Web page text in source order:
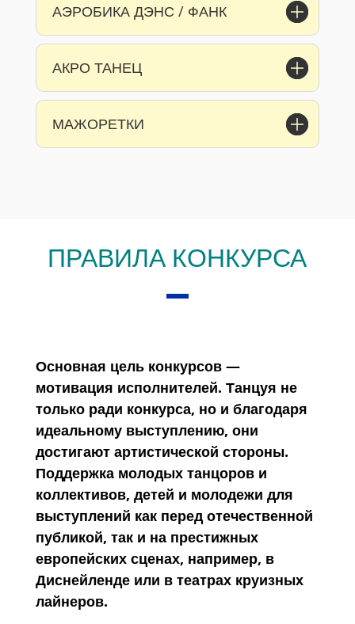
АЭРОБИКА ДЭНС / ФАНК
АКРО ТАНЕЦ
МАЖОРЕТКИ
ПРАВИЛА КОНКУРСА
Основная цель конкурсов —
мотивация исполнителей. Танцуя не
только ради конкурса, но и благодаря
идеальному выступлению, они
достигают артистической стороны.
Поддержка молодых танцоров и
коллективов, детей и молодежи для
выступлений как перед отечественной
публикой, так и на престижных
европейских сценах, например, в
Диснейленде или в театрах круизных
лайнеров.